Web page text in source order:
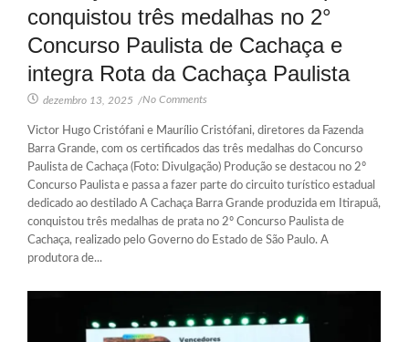
conquistou três medalhas no 2°
Concurso Paulista de Cachaça e
integra Rota da Cachaça Paulista
dezembro 13, 2025 /No Comments
Victor Hugo Cristófani e Maurílio Cristófani, diretores da Fazenda
Barra Grande, com os certificados das três medalhas do Concurso
Paulista de Cachaça (Foto: Divulgação) Produção se destacou no 2º
Concurso Paulista e passa a fazer parte do circuito turístico estadual
dedicado ao destilado A Cachaça Barra Grande produzida em Itirapuã,
conquistou três medalhas de prata no 2º Concurso Paulista de
Cachaça, realizado pelo Governo do Estado de São Paulo. A
produtora de...